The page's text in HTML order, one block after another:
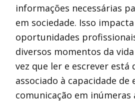
informações necessárias
em sociedade. Isso
oportunidades
diversos momentos da
vez que ler e escrever
associado à capacidade de
comunicação em inúmeras